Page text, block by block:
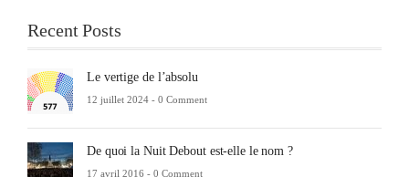
Recent Posts
Le vertige de l’absolu
12 juillet 2024 - 0 Comment
De quoi la Nuit Debout est-elle le nom ?
17 avril 2016 - 0 Comment